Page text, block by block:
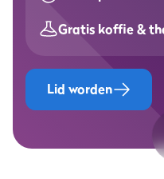
Gratis koffie &
Lid worden